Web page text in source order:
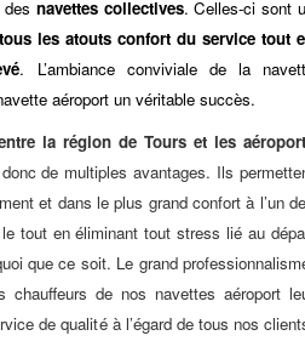
navettes collectives. Celles-ci sont
les atouts confort du service tout
. L’ambiance conviviale de la
aéroport un véritable succès.
la région de Tours et les
de multiples avantages. Ils
et dans le plus grand confort à l’un
tout en éliminant tout stress lié au
que ce soit. Le grand
chauffeurs de nos navettes aéroport
de qualité à l’égard de tous nos